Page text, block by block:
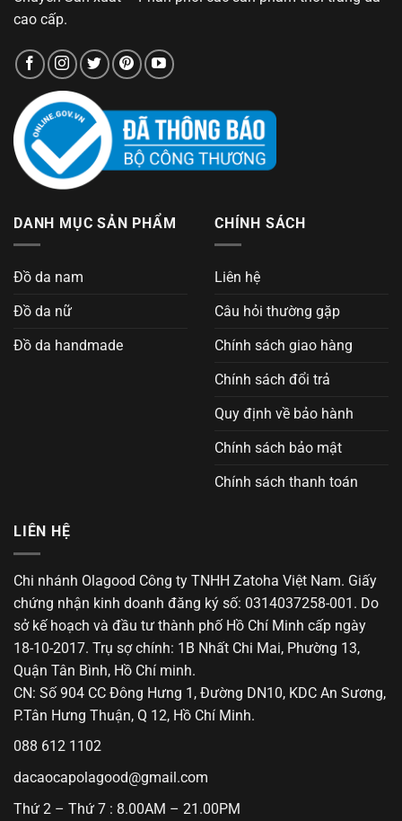
cao cấp.
DANH MỤC SẢN PHẨM
Đồ da nam
Đồ da nữ
Đồ da handmade
CHÍNH SÁCH
Liên hệ
Câu hỏi thường gặp
Chính sách giao hàng
Chính sách đổi trả
Quy định về bảo hành
Chính sách bảo mật
Chính sách thanh toán
LIÊN HỆ
Chi nhánh Olagood Công ty TNHH Zatoha Việt Nam. Giấy
chứng nhận kinh doanh đăng ký số: 0314037258-001. Do
sở kế hoạch và đầu tư thành phố Hồ Chí Minh cấp ngày
18-10-2017. Trụ sợ chính: 1B Nhất Chi Mai, Phường 13,
Quận Tân Bình, Hồ Chí minh.
CN: Số 904 CC Đông Hưng 1, Đường DN10, KDC An Sương,
P.Tân Hưng Thuận, Q 12, Hồ Chí Minh.
088 612 1102
dacaocapolagood@gmail.com
Thứ 2 – Thứ 7 : 8.00AM – 21.00PM